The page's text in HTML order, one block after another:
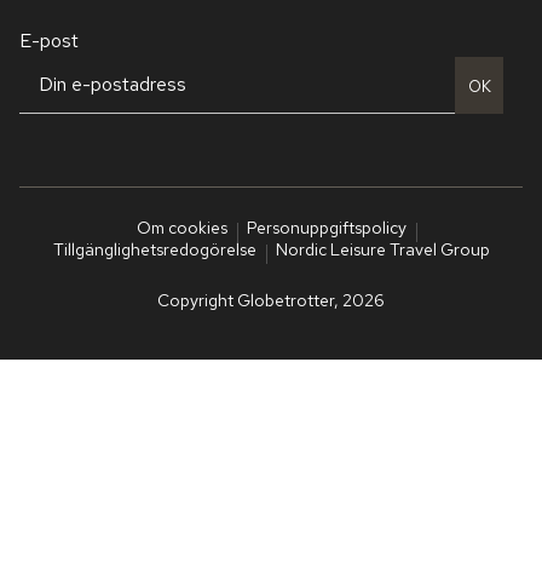
E-post
OK
Om cookies
Personuppgiftspolicy
Tillgänglighetsredogörelse
Nordic Leisure Travel Group
Copyright Globetrotter, 2026